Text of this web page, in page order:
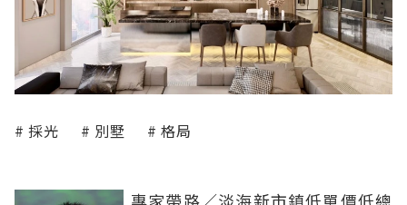
採光 別墅 格局
專家帶路／淡海新市鎮低單價低總